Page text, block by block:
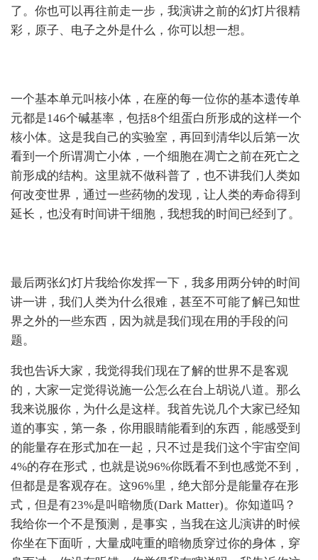
了。你也可以再往前走一步，我演讲之前的幻灯片很精
彩，原子、电子之外是什么，你可以想一想。
一个基本单元叫核小体，在座的每一位你的基本遗传单
元都是146个碱基率，包括8个组蛋白所形成的这样一个
核小体。这是我自己的实验室，再回到清华以后第一次
看到一个所谓凋亡小体，一个细胞在凋亡之前在死亡之
前形成的结构。这里就不做科普了，也不讲我们人类如
何改变世界，通过一些药物的发现，让人类的寿命得到
延长，也没有时间讲干细胞，我想我的时间已经到了。
最后两张幻灯片我给你发挥一下，我多用两分钟的时间
讲一讲，我们人类为什么很难，甚至不可能了解已知世
界之外的一些东西，因为就是我们现在用的手段的问
题。
我也告诉大家，我觉得我们现在了解的世界不是客观
的，大家一定觉得说施一公怎么在台上胡说八道。那么
我来说服你，为什么是这样。我首先说几个大家已经知
道的事实，第一条，你用眼睛能看到的东西，能感受到
的能量存在形式加在一起，只不过是我们这个宇宙空间
4%的存在形式，也就是说96%你既看不到也感觉不到，
但都是是客观存在。这96%里，绝大部分是能量存在形
式，但是有23%是叫暗物质(Dark Matter)。你知道吗？
我给你一个不是预测，是事实，当我在这儿演讲的时候
你坐在下面听，大量成吨重的暗物质穿过你的身体，穿